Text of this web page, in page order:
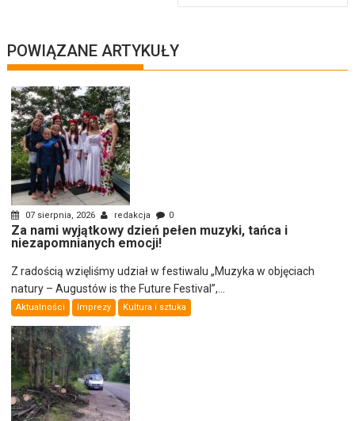
POWIĄZANE ARTYKUŁY
07 sierpnia, 2026 redakcja 0
Za nami wyjątkowy dzień pełen muzyki, tańca i
niezapomnianych emocji!
Z radością wzięliśmy udział w festiwalu „Muzyka w objęciach
natury – Augustów is the Future Festival”,...
Aktualności Imprezy Kultura i sztuka